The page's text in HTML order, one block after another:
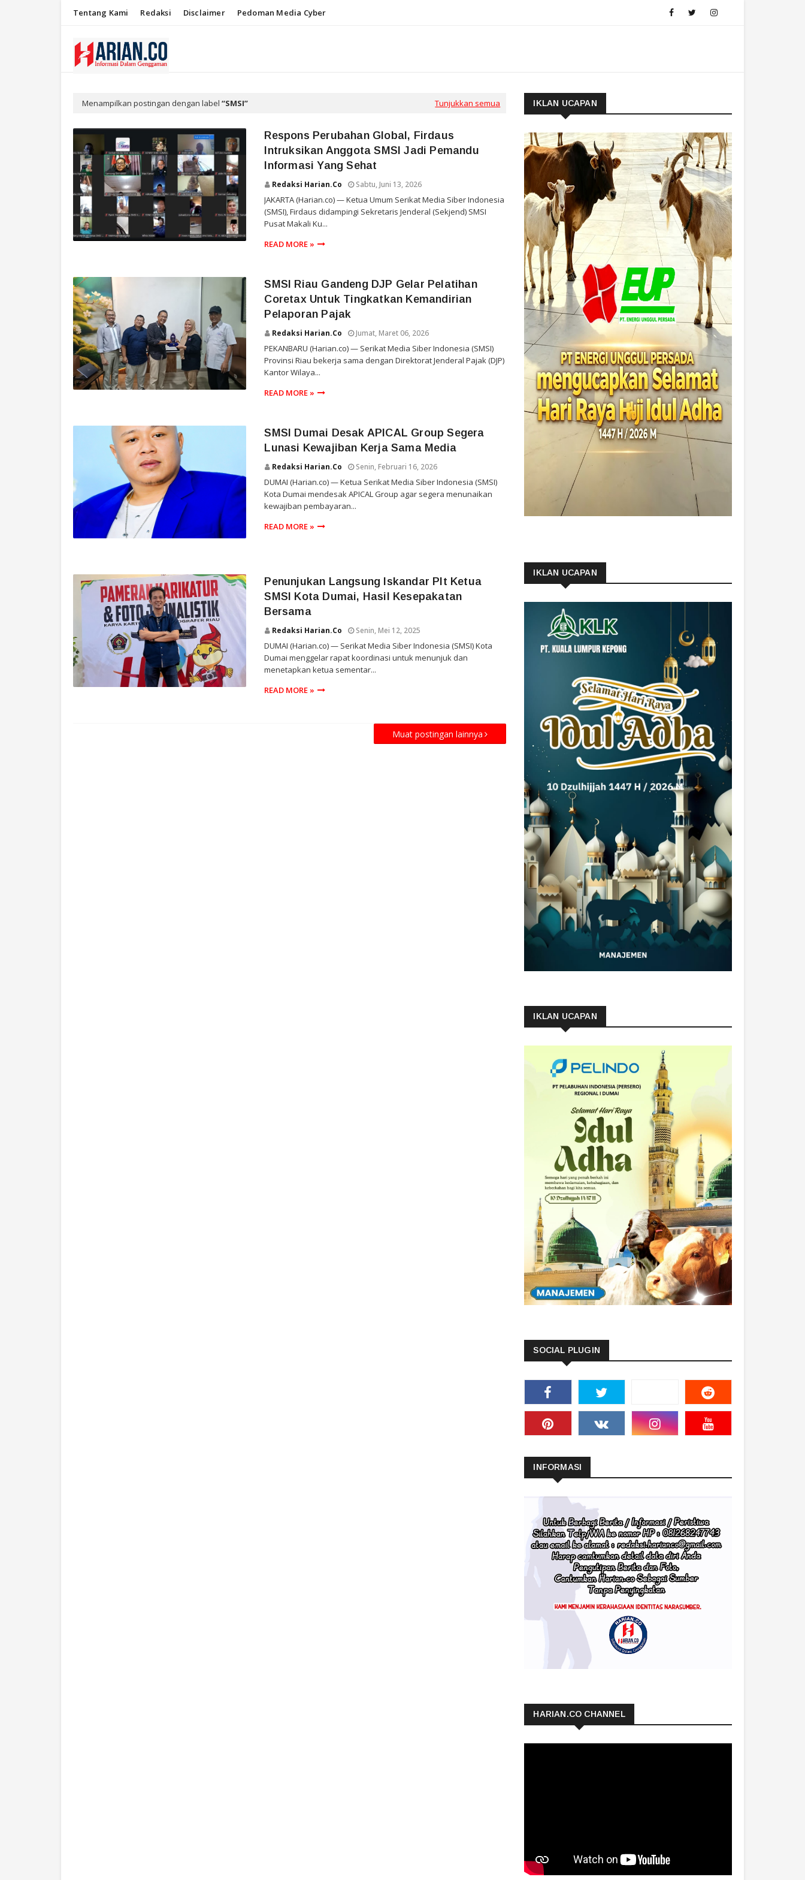
Tentang Kami Redaksi Disclaimer Pedoman Media Cyber
Menampilkan postingan dengan label SMSI Tunjukkan semua
Respons Perubahan Global, Firdaus
Intruksikan Anggota SMSI Jadi Pemandu
Informasi Yang Sehat
Redaksi Harian.co Sabtu, Juni 13, 2026
JAKARTA (Harian.co) — Ketua Umum Serikat Media Siber Indonesia
(SMSI), Firdaus didampingi Sekretaris Jenderal (Sekjend) SMSI
Pusat Makali Ku...
READ MORE »
SMSI Riau Gandeng DJP Gelar Pelatihan
Coretax Untuk Tingkatkan Kemandirian
Pelaporan Pajak
Redaksi Harian.co Jumat, Maret 06, 2026
PEKANBARU (Harian.co) — Serikat Media Siber Indonesia (SMSI)
Provinsi Riau bekerja sama dengan Direktorat Jenderal Pajak (DJP)
Kantor Wilaya...
READ MORE »
SMSI Dumai Desak APICAL Group Segera
Lunasi Kewajiban Kerja Sama Media
Redaksi Harian.co Senin, Februari 16, 2026
DUMAI (Harian.co) — Ketua Serikat Media Siber Indonesia (SMSI)
Kota Dumai mendesak APICAL Group agar segera menunaikan
kewajiban pembayaran...
READ MORE »
Penunjukan Langsung Iskandar Plt Ketua
SMSI Kota Dumai, Hasil Kesepakatan
Bersama
Redaksi Harian.co Senin, Mei 12, 2025
DUMAI (Harian.co) — Serikat Media Siber Indonesia (SMSI) Kota
Dumai menggelar rapat koordinasi untuk menunjuk dan
menetapkan ketua sementar...
READ MORE »
Muat postingan lainnya
IKLAN UCAPAN
IKLAN UCAPAN
IKLAN UCAPAN
SOCIAL PLUGIN
INFORMASI
HARIAN.CO CHANNEL